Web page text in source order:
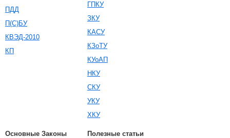
ПДД
П(С)БУ
КВЭД-2010
КП
ГПКУ
ЗКУ
КАСУ
КЗоТУ
КУоАП
НКУ
СКУ
УКУ
ХКУ
Основные Законы
Полезные статьи